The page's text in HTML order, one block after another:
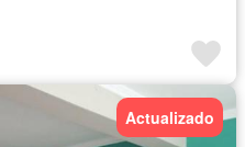
Actualizado